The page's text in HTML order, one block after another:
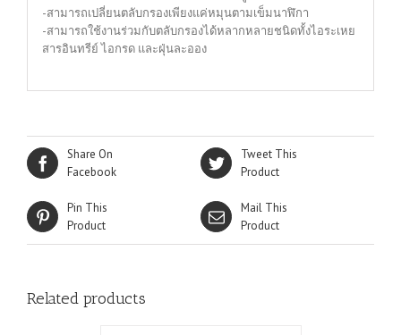
-สามารถเปลี่ยนตลับกรองเพียงแค่หมุนตามเข็มนาฬิกา
-สามารถใช้งานร่วมกับตลับกรองได้หลากหลายชนิดทั้งไอระเหย
สารอินทรีย์ ไอกรด และฝุ่นละออง
Share On
Facebook
Tweet This
Product
Pin This
Product
Mail This
Product
Related products